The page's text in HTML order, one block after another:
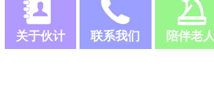
关于伙计 联系我们 陪伴老人